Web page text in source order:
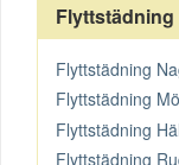
Flyttstädning
Flyttstädning
Flyttstädning
Flyttstädning
Flyttstädning